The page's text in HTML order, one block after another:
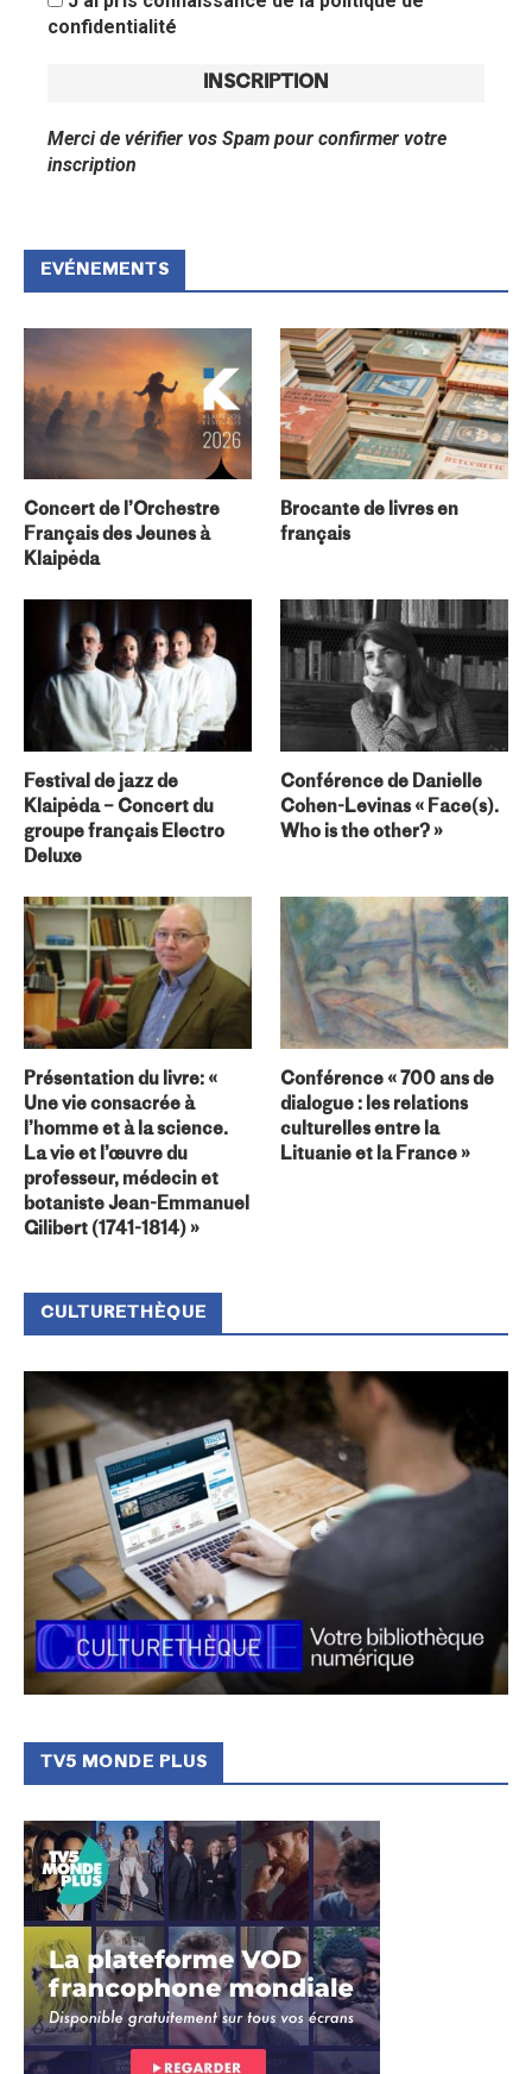
confidentialité
Merci de vérifier vos Spam pour confirmer votre
inscription
EVÉNEMENTS
Concert de l’Orchestre
Français des Jeunes à
Klaipėda
Brocante de livres en
français
Festival de jazz de
Klaipėda – Concert du
groupe français Electro
Deluxe
Conférence de Danielle
Cohen-Levinas « Face(s).
Who is the other? »
Présentation du livre: «
Une vie consacrée à
l’homme et à la science.
La vie et l’œuvre du
professeur, médecin et
botaniste Jean-Emmanuel
Gilibert (1741-1814) »
Conférence « 700 ans de
dialogue : les relations
culturelles entre la
Lituanie et la France »
CULTURETHÈQUE
TV5 MONDE PLUS